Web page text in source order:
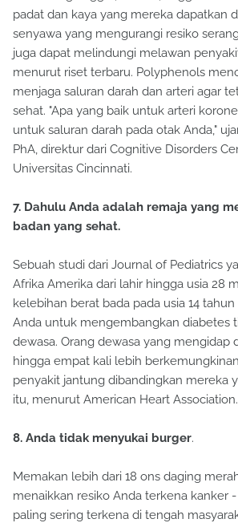
padat dan kaya yang mereka dapatkan
senyawa yang mengurangi resiko
juga dapat melindungi melawan
menurut riset terbaru. Polyphenols
menjaga saluran darah dan arteri agar
sehat. "Apa yang baik untuk arteri
untuk saluran darah pada otak Anda,"
PhA, direktur dari Cognitive Disorders
Universitas Cincinnati.
7. Dahulu Anda adalah remaja yang
badan yang sehat.
Sebuah studi dari Journal of Pediatrics
Afrika Amerika dari lahir hingga usia 28
kelebihan berat bada pada usia 14
Anda untuk mengembangkan diabetes
dewasa. Orang dewasa yang mengidap
hingga empat kali lebih
penyakit jantung dibandingkan mereka
itu, menurut American Heart Association.
8. Anda tidak menyukai burger.
Memakan lebih dari 18 ons daging
menaikkan resiko Anda terkena kanker
paling sering terkena di tengah